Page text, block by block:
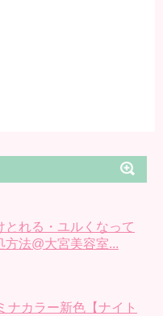
とれる・ユルくなって
方法@大宮美容室...
ナカラー新色【ナイト